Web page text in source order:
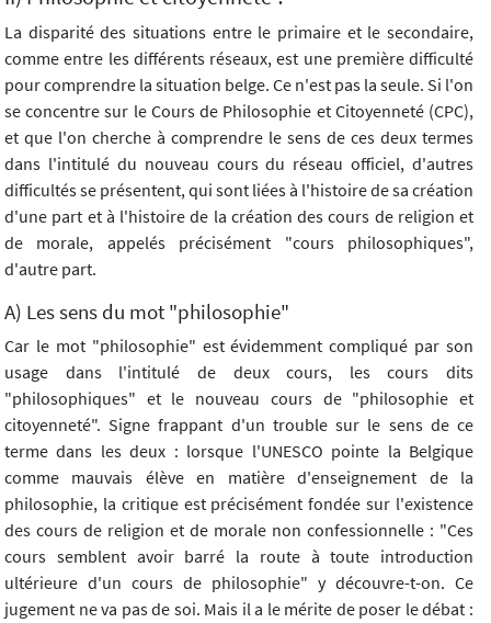
La disparité des situations entre le primaire et le secondaire,
comme entre les différents réseaux, est une première difficulté
pour comprendre la situation belge. Ce n'est pas la seule. Si l'on
se concentre sur le Cours de Philosophie et Citoyenneté (CPC),
et que l'on cherche à comprendre le sens de ces deux termes
dans l'intitulé du nouveau cours du réseau officiel, d'autres
difficultés se présentent, qui sont liées à l'histoire de sa création
d'une part et à l'histoire de la création des cours de religion et
de morale, appelés précisément "cours philosophiques",
d'autre part.
A) Les sens du mot "philosophie"
Car le mot "philosophie" est évidemment compliqué par son
usage dans l'intitulé de deux cours, les cours dits
"philosophiques" et le nouveau cours de "philosophie et
citoyenneté". Signe frappant d'un trouble sur le sens de ce
terme dans les deux : lorsque l'UNESCO pointe la Belgique
comme mauvais élève en matière d'enseignement de la
philosophie, la critique est précisément fondée sur l'existence
des cours de religion et de morale non confessionnelle : "Ces
cours semblent avoir barré la route à toute introduction
ultérieure d'un cours de philosophie" y découvre-t-on. Ce
jugement ne va pas de soi. Mais il a le mérite de poser le débat :